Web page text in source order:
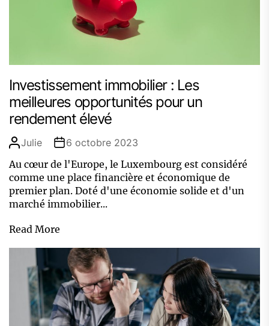
Investissement immobilier : Les
meilleures opportunités pour un
rendement élevé
Julie
6 octobre 2023
Au cœur de l'Europe, le Luxembourg est considéré
comme une place financière et économique de
premier plan. Doté d'une économie solide et d'un
marché immobilier...
Read More